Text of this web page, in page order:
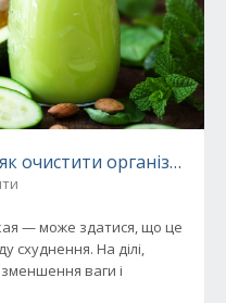
очистити організм
— може здатися, що це
схуднення. На ділі,
ваги і